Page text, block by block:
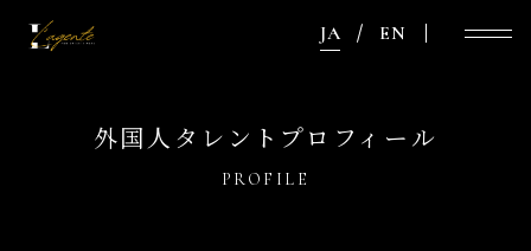
JA EN
外国人タレントプロフィール
PROFILE